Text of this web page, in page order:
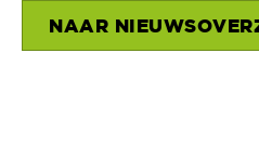
NAAR